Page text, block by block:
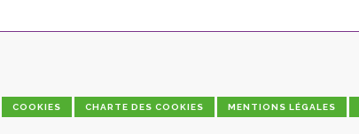
COOKIES CHARTE DES COOKIES MENTIONS LÉGALES